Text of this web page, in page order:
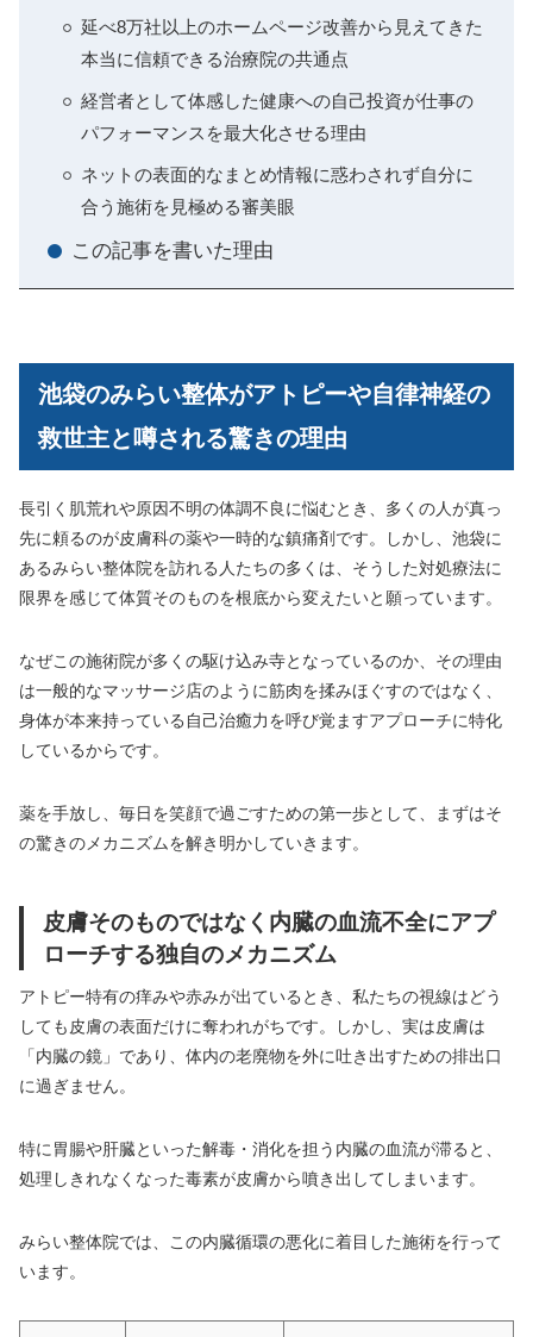
延べ8万社以上のホームページ改善から見えてきた
本当に信頼できる治療院の共通点
経営者として体感した健康への自己投資が仕事の
パフォーマンスを最大化させる理由
ネットの表面的なまとめ情報に惑わされず自分に
合う施術を見極める審美眼
この記事を書いた理由
池袋のみらい整体がアトピーや自律神経の
救世主と噂される驚きの理由
長引く肌荒れや原因不明の体調不良に悩むとき、多くの人が真っ
先に頼るのが皮膚科の薬や一時的な鎮痛剤です。しかし、池袋に
あるみらい整体院を訪れる人たちの多くは、そうした対処療法に
限界を感じて体質そのものを根底から変えたいと願っています。
なぜこの施術院が多くの駆け込み寺となっているのか、その理由
は一般的なマッサージ店のように筋肉を揉みほぐすのではなく、
身体が本来持っている自己治癒力を呼び覚ますアプローチに特化
しているからです。
薬を手放し、毎日を笑顔で過ごすための第一歩として、まずはそ
の驚きのメカニズムを解き明かしていきます。
皮膚そのものではなく内臓の血流不全にアプ
ローチする独自のメカニズム
アトピー特有の痒みや赤みが出ているとき、私たちの視線はどう
しても皮膚の表面だけに奪われがちです。しかし、実は皮膚は
「内臓の鏡」であり、体内の老廃物を外に吐き出すための排出口
に過ぎません。
特に胃腸や肝臓といった解毒・消化を担う内臓の血流が滞ると、
処理しきれなくなった毒素が皮膚から噴き出してしまいます。
みらい整体院では、この内臓循環の悪化に着目した施術を行って
います。